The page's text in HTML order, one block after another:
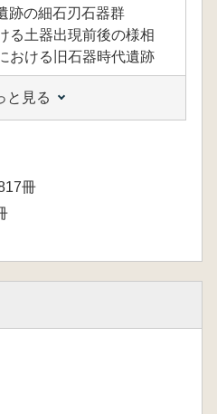
の細石刃石器群
る土器出現前後の様相
おける旧石器時代遺跡
木田大・尾田識好・富
屋敷飛鳥・中村雄紀
跡第6次発掘調査
岩瀬彬・濱口皓・黒沼太
役重みゆき
木遺跡における2011
見の杉久保型ナイフ
型ナイフ形石器群の全
田恵隆・阿子島香・柳
と見る
冊